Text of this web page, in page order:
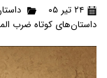
۲۴ تیر ۰۵
داستان‌های کوتاه ضرب